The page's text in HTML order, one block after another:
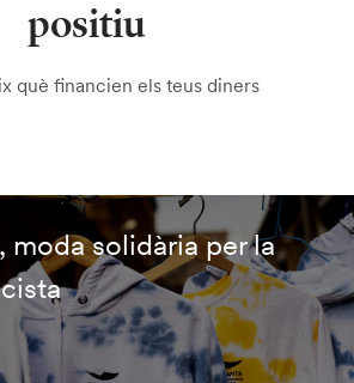
positiu
què financien els teus diners
moda solidària per la